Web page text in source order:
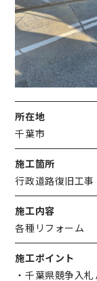
所在地
千葉市
施工箇所
行政道路復旧工事
施工内容
各種リフォーム
施工ポイント
・千葉県競争入